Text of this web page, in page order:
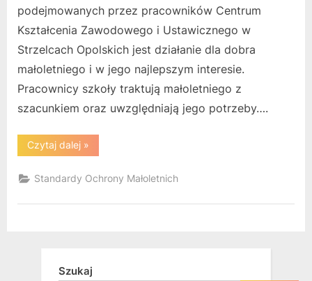
podejmowanych przez pracowników Centrum
Kształcenia Zawodowego i Ustawicznego w
Strzelcach Opolskich jest działanie dla dobra
małoletniego i w jego najlepszym interesie.
Pracownicy szkoły traktują małoletniego z
szacunkiem oraz uwzględniają jego potrzeby….
Czytaj dalej“Standardy
ochrony
»
Standardy Ochrony Małoletnich
Szukaj